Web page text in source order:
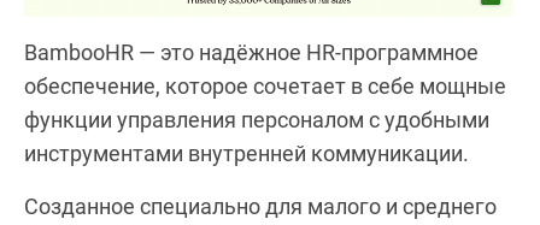
BambooHR — это надёжное HR-программное
обеспечение, которое сочетает в себе мощные
функции управления персоналом с удобными
инструментами внутренней коммуникации.
Созданное специально для малого и среднего